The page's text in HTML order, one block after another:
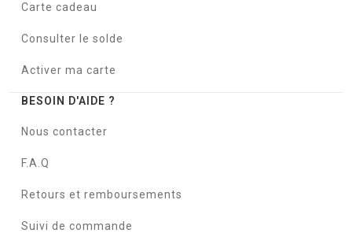
Carte cadeau
Consulter le solde
Activer ma carte
BESOIN D'AIDE ?
Nous contacter
F.A.Q
Retours et remboursements
Suivi de commande